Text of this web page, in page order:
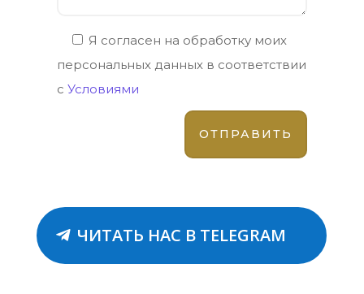
Я согласен на обработку моих
персональных данных в соответствии
с Условиями
ЧИТАТЬ НАС В TELEGRAM